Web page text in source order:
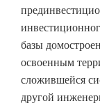
базы
освоенным
сложившейся
другой